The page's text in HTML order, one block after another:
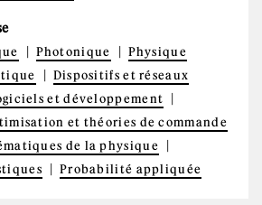
Photonique
Physique
Dispositifs et réseaux
et développement
et théories de commande
de la physique
Probabilité appliquée